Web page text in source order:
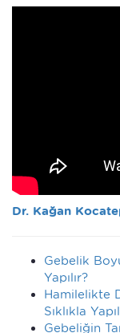
Dr. Kağan
Gebelik
Yapılır?
Hamilelikte
Sıklıkla
Gebeliğin